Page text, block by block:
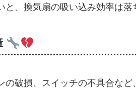
、換気扇の吸い込み効率は落
の破損、スイッチの不具合な